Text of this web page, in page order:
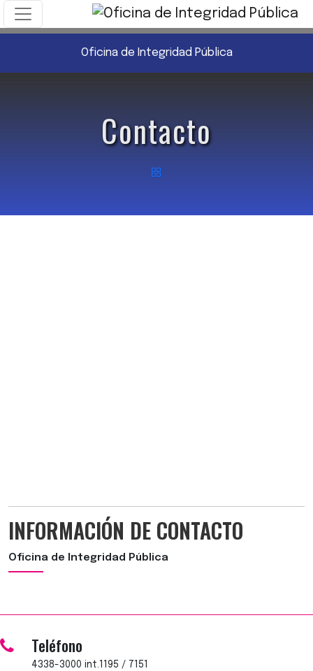
Oficina de Integridad Pública
Contacto
INFORMACIÓN DE CONTACTO
Oficina de Integridad Pública
Teléfono
4338-3000 int.1195 / 7151